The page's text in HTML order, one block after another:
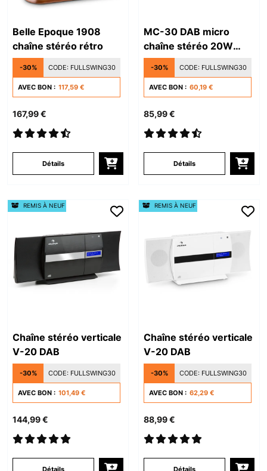
Belle Epoque 1908
chaîne stéréo rétro
-30% CODE: FULLSWING30
AVEC BON : 117,59 €
167,99 €
Détails
MC-30 DAB micro
chaîne stéréo 20W
max.
-30% CODE: FULLSWING30
AVEC BON : 60,19 €
85,99 €
Détails
Chaîne stéréo verticale
V-20 DAB
-30% CODE: FULLSWING30
AVEC BON : 101,49 €
144,99 €
Détails
REMIS À NEUF
Chaîne stéréo verticale
V-20 DAB
-30% CODE: FULLSWING30
AVEC BON : 62,29 €
88,99 €
Détails
REMIS À NEUF